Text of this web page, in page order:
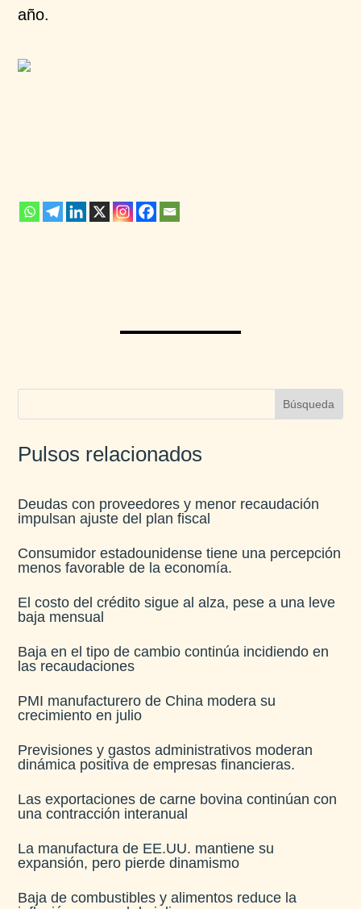
año.
Pulsos relacionados
Deudas con proveedores y menor recaudación
impulsan ajuste del plan fiscal​
Consumidor estadounidense tiene una percepción
menos favorable de la economía​.
El costo del crédito sigue al alza, pese a una leve
baja mensual​
Baja en el tipo de cambio continúa incidiendo en
las recaudaciones​
PMI manufacturero de China modera su
crecimiento en julio​
Previsiones y gastos administrativos moderan
dinámica positiva de empresas financieras​.
Las exportaciones de carne bovina continúan con
una contracción interanual
La manufactura de EE.UU. mantiene su
expansión, pero pierde dinamismo
Baja de combustibles y alimentos reduce la